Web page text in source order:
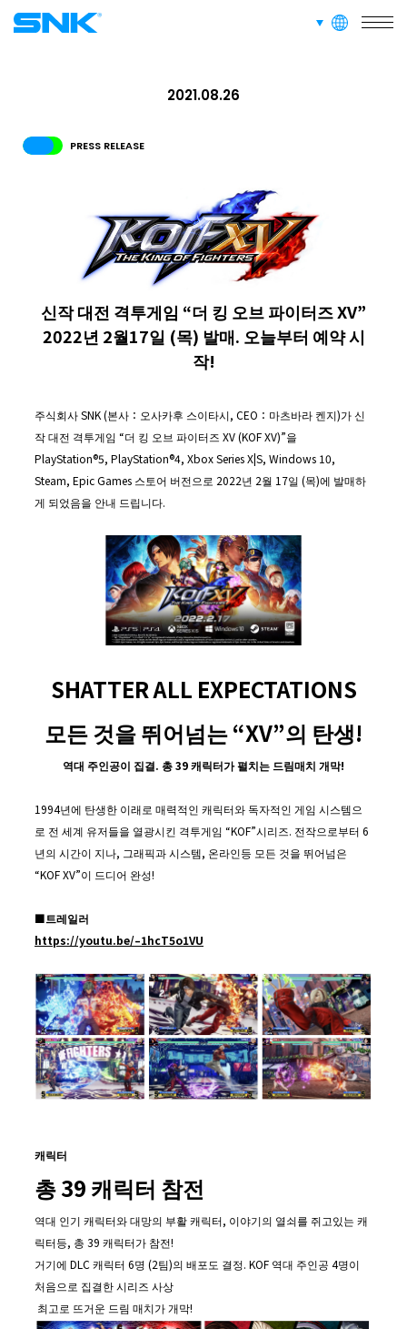
languages
PRESS RELEASE
2021.08.26
신작 대전 격투게임 “더 킹 오브 파이터즈 XV”
2022년 2월17일 (목) 발매. 오늘부터 예약 시
작!
주식회사 SNK (본사：오사카후 스이타시, CEO：마츠바라 켄지)가 신
작 대전 격투게임 “더 킹 오브 파이터즈 XV (KOF XV)”을
PlayStation®5, PlayStation®4, Xbox Series X|S, Windows 10,
Steam, Epic Games 스토어 버전으로 2022년 2월 17일 (목)에 발매하
게 되었음을 안내 드립니다.
SHATTER ALL EXPECTATIONS
모든 것을 뛰어넘는 “XV”의 탄생!
역대 주인공이 집결. 총39캐릭터가펼치는 드림매치 개막!
1994년에 탄생한 이래로 매력적인 캐릭터와 독자적인 게임 시스템으
로 전 세계 유저들을 열광시킨 격투게임 “KOF”시리즈. 전작으로부터 6
년의 시간이 지나, 그래픽과 시스템, 온라인등 모든 것을 뛰어넘은
“KOF XV”이 드디어 완성!
■트레일러
https://youtu.be/–1hcT5o1VU
캐릭터
총 39 캐릭터 참전
역대 인기 캐릭터와 대망의 부활 캐릭터, 이야기의 열쇠를 쥐고있는 캐
릭터등, 총 39 캐릭터가 참전!
거기에 DLC 캐릭터 6명 (2팀)의 배포도 결정. KOF 역대 주인공 4명이
처음으로 집결한 시리즈 사상
최고로 뜨거운 드림 매치가 개막!